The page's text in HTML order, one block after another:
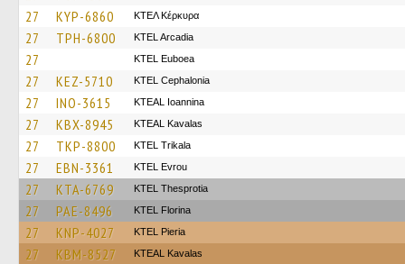
27 KYP-6860 ΚΤΕΛ Κέρκυρα
27 TPH-6800 KTEL Arcadia
27 ΚΤΕL Euboea
27 KEZ-5710 KTEL Cephalonia
27 INO-3615 KTEAL Ioannina
27 KBX-8945 KTEAL Kavalas
27 TKP-8800 ΚΤΕL Τrikala
27 EBN-3361 KTEL Evrou
27 KTA-6769 KTEL Thesprotia
27 PAE-8496 KTEL Florina
27 KNP-4027 KTEL Pieria
27 KBM-8527 KTEAL Kavalas